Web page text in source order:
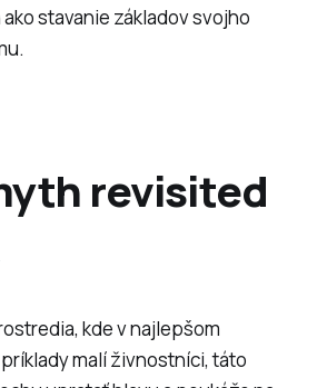
stavanie základov svojho
revisited
kde v najlepšom
malí živnostníci, táto